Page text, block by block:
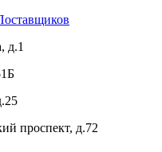
д.1
проспект, д.72